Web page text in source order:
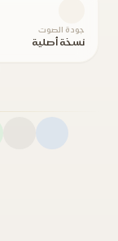
جودة الصوت
نسخة أصلية